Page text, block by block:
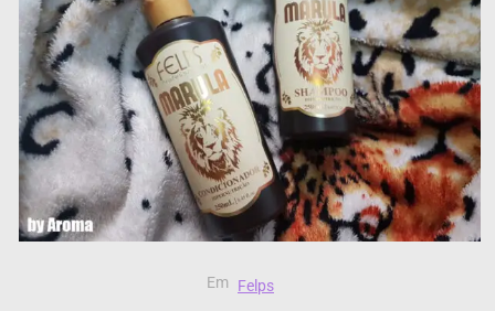
Em Felps